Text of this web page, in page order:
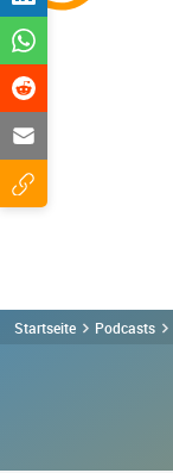
Startseite Podcasts